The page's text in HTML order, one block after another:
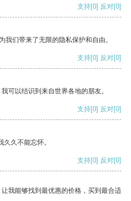
支持[0] 反对[0]
我们带来了无限的隐私保护和自由。
支持[0] 反对[0]
可以结识到来自世界各地的朋友。
支持[0] 反对[0]
久不能忘怀。
支持[0] 反对[0]
我能够找到最优惠的价格，买到最合适